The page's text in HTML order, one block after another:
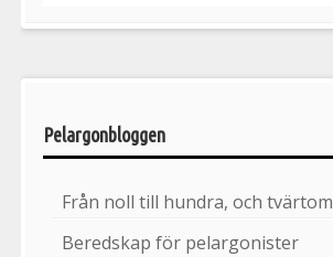
Pelargonbloggen
Från noll till hundra, och tvärtom
Beredskap för pelargonister